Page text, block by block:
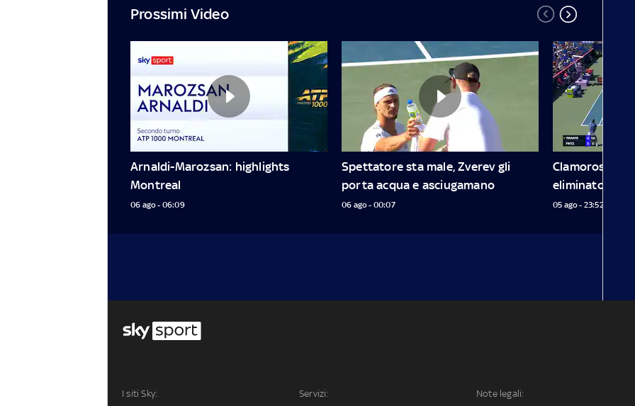
Prossimi Video
Arnaldi-Marozsan: highlights
Montreal
06 ago - 06:09
Spettatore sta male, Zverev gli
porta acqua e asciugamano
06 ago - 00:07
Clamoroso a
eliminato da
05 ago - 23:52
I siti Sky: Servizi: Note legali: